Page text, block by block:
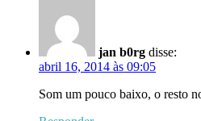
jan b0rg disse:
abril 16, 2014 às 09:05
Som um pouco baixo, o resto